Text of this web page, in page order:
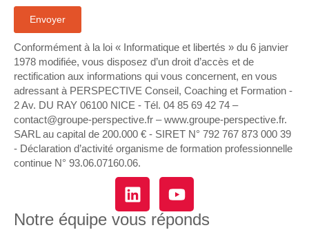
Conformément à la loi « Informatique et libertés » du 6 janvier
1978 modifiée, vous disposez d’un droit d’accès et de
rectification aux informations qui vous concernent, en vous
adressant à PERSPECTIVE Conseil, Coaching et Formation -
2 Av. DU RAY 06100 NICE - Tél. 04 85 69 42 74⁩ –
contact@groupe-perspective.fr – www.groupe-perspective.fr.
SARL au capital de 200.000 € - SIRET N° 792 767 873 000 39
- Déclaration d’activité organisme de formation professionnelle
continue N° 93.06.07160.06.
Notre équipe vous réponds